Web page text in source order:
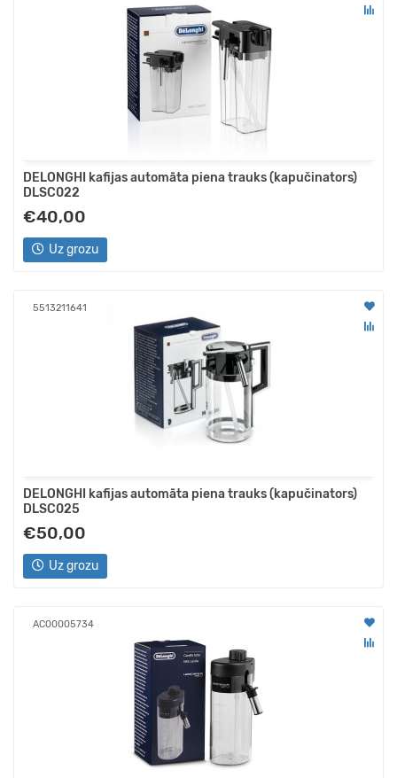
DELONGHI kafijas automāta piena trauks (kapučinators)
DLSC022
€40,00
Uz grozu
5513211641
DELONGHI kafijas automāta piena trauks (kapučinators)
DLSC025
€50,00
Uz grozu
АС00005734